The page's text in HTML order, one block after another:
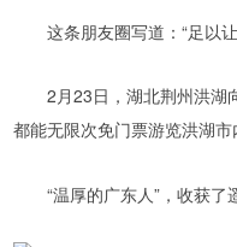
这条朋友圈写道：“足以
2月23日，湖北荆州洪湖
都能无限次免门票游览洪湖市
“温厚的广东人”，收获了